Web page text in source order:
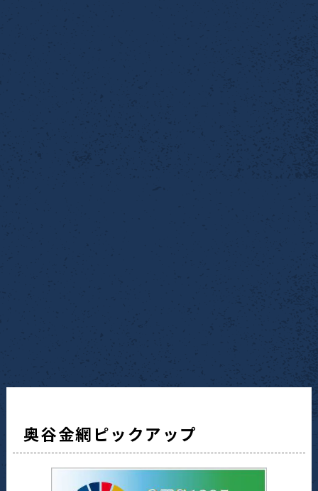
奥谷金網ピックアップ